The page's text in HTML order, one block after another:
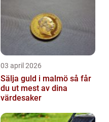
03 april 2026
Sälja guld i malmö så får
du ut mest av dina
värdesaker